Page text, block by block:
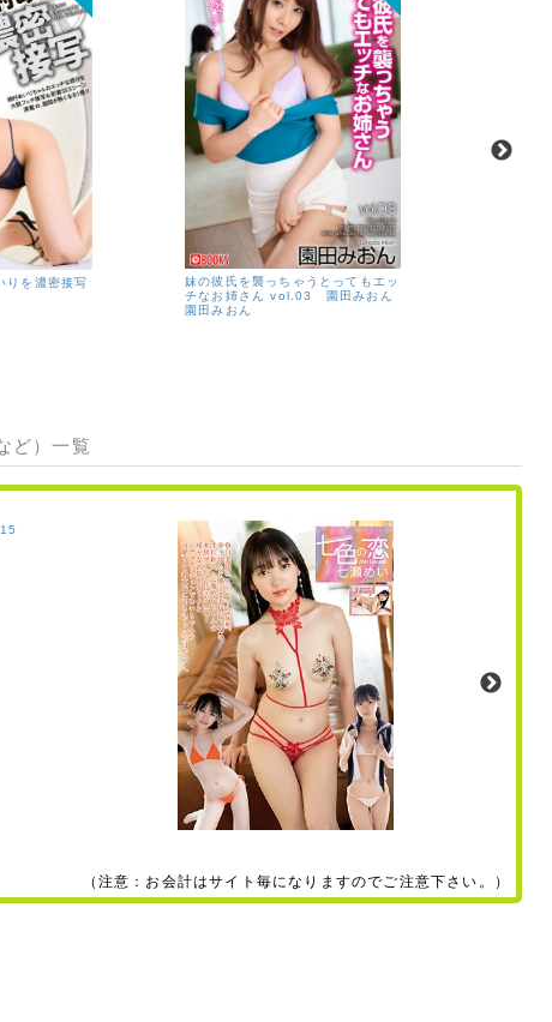
りを濃密接写
妹の彼氏を襲っちゃうとってもエッ
チなお姉さん vol.03 園田みおん
園田みおん
ど）一覧
（注意：お会計はサイト毎になりますのでご注意下さい。）